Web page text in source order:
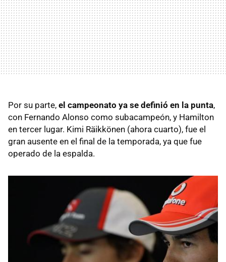
Por su parte, el campeonato ya se definió en la punta,
con Fernando Alonso como subacampeón, y Hamilton
en tercer lugar. Kimi Räikkönen (ahora cuarto), fue el
gran ausente en el final de la temporada, ya que fue
operado de la espalda.